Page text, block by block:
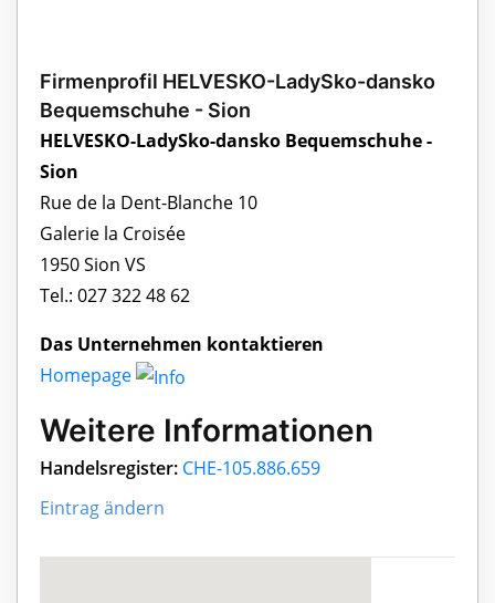
Firmenprofil HELVESKO-LadySko-dansko
Bequemschuhe - Sion
HELVESKO-LadySko-dansko Bequemschuhe -
Sion
Rue de la Dent-Blanche 10
Galerie la Croisée
1950 Sion VS
Tel.: 027 322 48 62
Das Unternehmen kontaktieren
Homepage
Weitere Informationen
Handelsregister: CHE-105.886.659
Eintrag ändern